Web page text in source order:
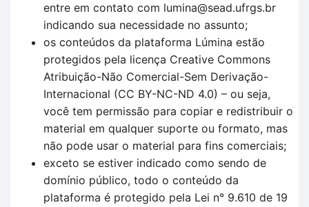
entre em contato com lumina@sead.ufrgs.br
indicando sua necessidade no assunto;
os conteúdos da plataforma Lúmina estão
protegidos pela licença Creative Commons
Atribuição-Não Comercial-Sem Derivação-
Internacional (CC BY-NC-ND 4.0) – ou seja,
você tem permissão para copiar e redistribuir o
material em qualquer suporte ou formato, mas
não pode usar o material para fins comerciais;
exceto se estiver indicado como sendo de
domínio público, todo o conteúdo da
plataforma é protegido pela Lei n° 9.610 de 19